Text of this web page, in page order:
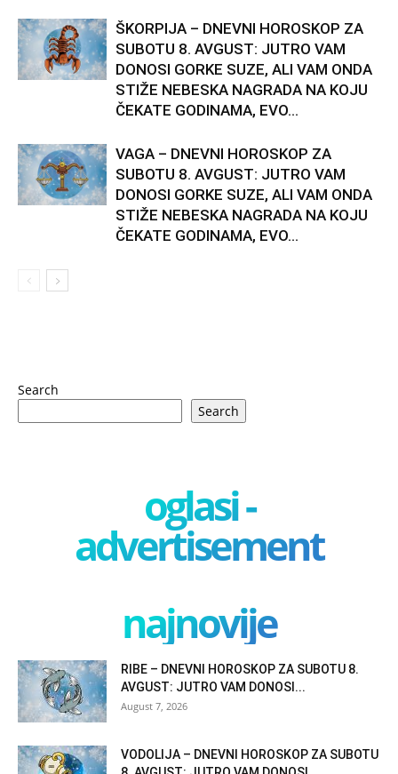
ŠKORPIJA – DNEVNI HOROSKOP ZA
SUBOTU 8. AVGUST: JUTRO VAM
DONOSI GORKE SUZE, ALI VAM ONDA
STIŽE NEBESKA NAGRADA NA KOJU
ČEKATE GODINAMA, EVO...
VAGA – DNEVNI HOROSKOP ZA
SUBOTU 8. AVGUST: JUTRO VAM
DONOSI GORKE SUZE, ALI VAM ONDA
STIŽE NEBESKA NAGRADA NA KOJU
ČEKATE GODINAMA, EVO...
Search
Search
oglasi -
advertisement
najnovije
RIBE – DNEVNI HOROSKOP ZA SUBOTU 8.
AVGUST: JUTRO VAM DONOSI...
August 7, 2026
VODOLIJA – DNEVNI HOROSKOP ZA SUBOTU